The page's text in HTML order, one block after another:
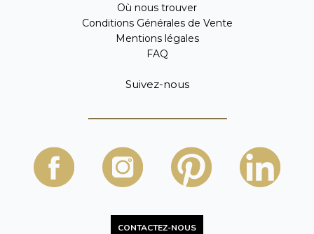
Où nous trouver
Conditions Générales de Vente
Mentions légales
FAQ
Suivez-nous
CONTACTEZ-NOUS